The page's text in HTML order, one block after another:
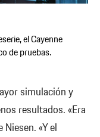
el Cayenne
de pruebas.
simulación y
resultados. «Era
«Y el